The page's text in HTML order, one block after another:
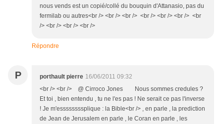
nous vends est un copié/collé du bouquin d'Attanasio, pas du
fermilab ou autres<br /> <br /> <br /> <br /> <br /> <br /> <br
/> <br /> <br /> <br />
Répondre
P porthault pierre 16/06/2011 09:32
<br /> <br /> @ Cirroco Jones Nous sommes credules ?
Et toi , bien entendu , tu ne l'es pas ! Ne serait ce pas l'inverse
! Je m'essssssssplique : la Bible<br /> , en parle , la prediction
de Jean de Jerusalem en parle , le Coran en parle , les